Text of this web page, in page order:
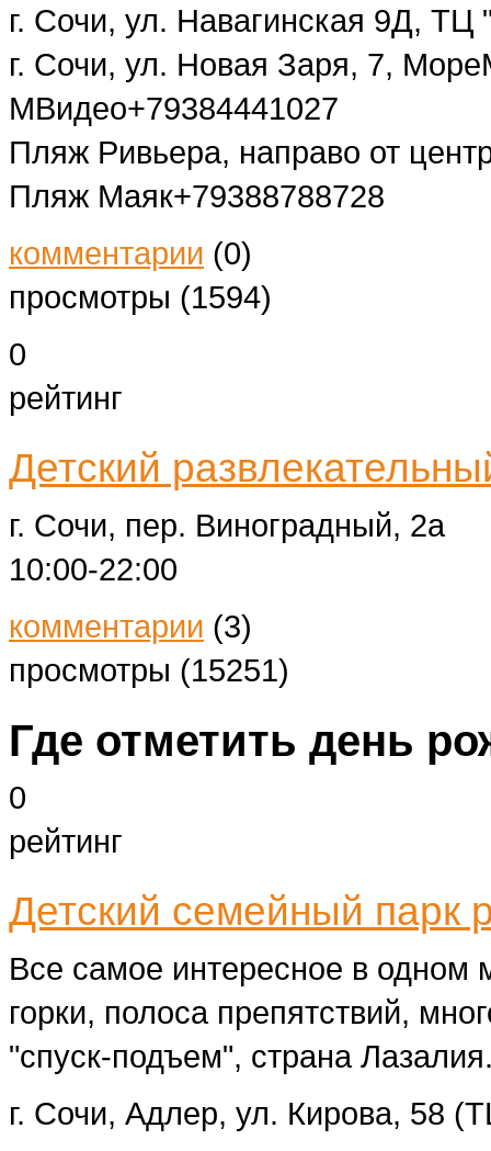
г. Сочи, ул. Навагинская 9Д, ТЦ
г. Сочи, ул. Новая Заря, 7,
МВидео+79384441027
Пляж Ривьера, направо от
Пляж Маяк+79388788728
комментарии (0)
просмотры (1594)
0
рейтинг
Детский
г. Сочи, пер. Виноградный, 2а
10:00-22:00
комментарии (3)
просмотры (15251)
Где отметить день
0
рейтинг
Детский семейный парк
Все самое интересное в одном
горки, полоса препятствий,
"спуск-подъем", страна
г. Сочи, Адлер, ул. Кирова, 58